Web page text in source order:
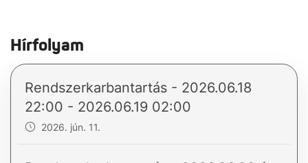
Hírfolyam
Rendszerkarbantartás - 2026.06.18
22:00 - 2026.06.19 02:00
2026. jún. 11.